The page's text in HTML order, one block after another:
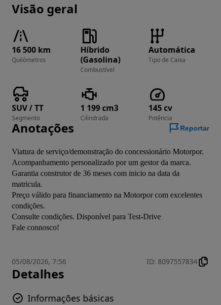
Visão geral
16 500 km
Quilómetros
Híbrido
(Gasolina)
Combustível
Automática
Tipo de Caixa
SUV / TT
Segmento
1 199 cm3
Cilindrada
145 cv
Potência
Anotações Reportar
Viatura de serviço/demonstração do concessionário Motorpor.
Acompanhamento personalizado por um gestor da marca.
Garantia construtor de 36 meses com inicio na data da
matricula.
Preço válido para financiamento na Motorpor com excelentes
condições.
Consulte condições. Disponível para Test-Drive
Fale connosco!
05/08/2026, 7:56 ID: 8097557834
Detalhes
Informações básicas